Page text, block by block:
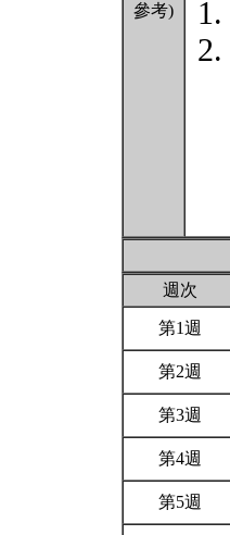
參考)
週次
第1週
第2週
第3週
第4週
第5週